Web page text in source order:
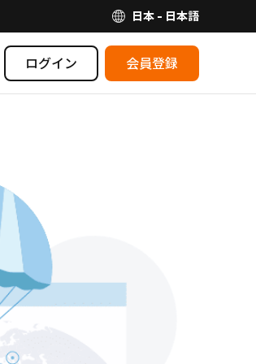
日本 - 日本語
ログイン 会員登録